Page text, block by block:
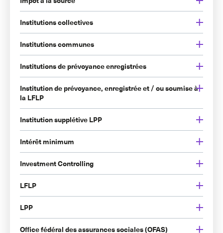
Institutions collectives
Institutions communes
Institutions de prévoyance enregistrées
Institution de prévoyance, enregistrée et / ou soumise à
la LFLP
Institution supplétive LPP
Intérêt minimum
Investment Controlling
LFLP
LPP
Office fédéral des assurances sociales (OFAS)